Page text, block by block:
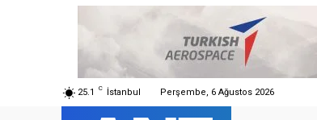
25.1 C İstanbul Perşembe, 6 Ağustos 2026